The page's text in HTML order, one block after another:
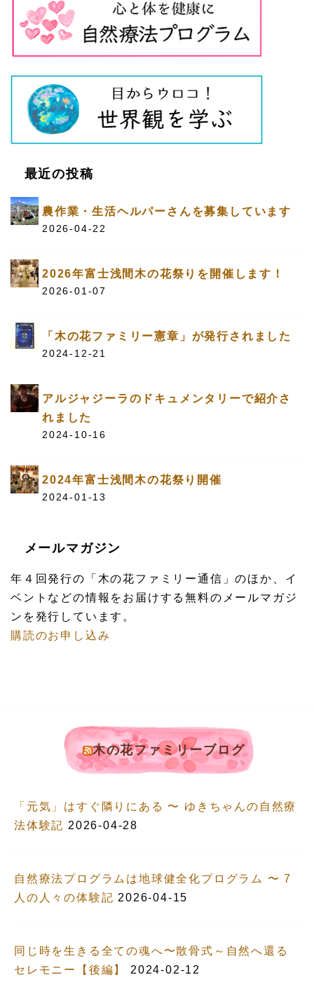
最近の投稿
農作業・生活ヘルパーさんを募集しています
2026-04-22
2026年富士浅間木の花祭りを開催します！
2026-01-07
「木の花ファミリー憲章」が発行されました
2024-12-21
アルジャジーラのドキュメンタリーで紹介さ
れました
2024-10-16
2024年富士浅間木の花祭り開催
2024-01-13
メールマガジン
年４回発行の「木の花ファミリー通信」のほか、イ
ベントなどの情報をお届けする無料のメールマガジ
ンを発行しています。
購読のお申し込み
木の花ファミリーブログ
「元気」はすぐ隣りにある 〜 ゆきちゃんの自然療
法体験記 2026-04-28
自然療法プログラムは地球健全化プログラム 〜 7
人の人々の体験記 2026-04-15
同じ時を生きる全ての魂へ〜散骨式～自然へ還る
セレモニー【後編】
2024-02-12